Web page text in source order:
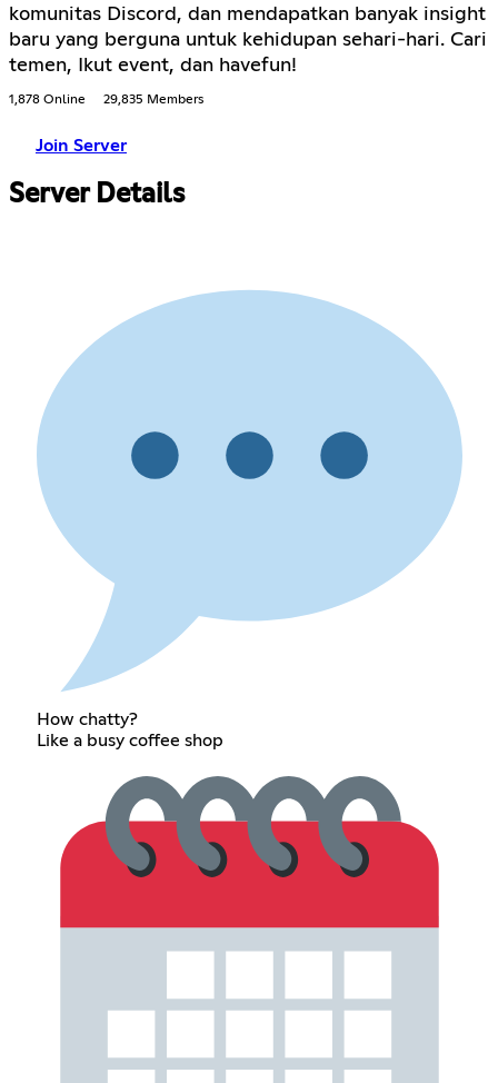
komunitas Discord, dan mendapatkan banyak insight
baru yang berguna untuk kehidupan sehari-hari. Cari
temen, Ikut event, dan havefun!
1,878 Online 29,835 Members
Join Server
Server Details
How chatty?
Like a busy coffee shop